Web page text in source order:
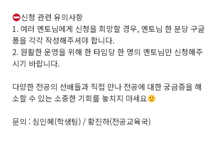
신청 관련 유의사항
1. 여러 멘토님에게 신청을 희망할 경우, 멘토님 한 분당 구글
폼을 각각 작성해주셔야 합니다.
2. 원활한 운영을 위해 한 타임당 한 명의 멘토님만 신청해주
시기 바랍니다.
다양한 전공의 선배들과 직접 만나 전공에 대한 궁금증을 해
소할 수 있는 소중한 기회를 놓치지 마세요
문의 : 심인혜(학생팀) / 황진하(전공교육국)